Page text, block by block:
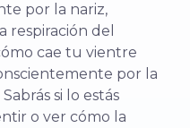
por la nariz,
respiración del
cae tu vientre
por la
si lo estás
o ver cómo la